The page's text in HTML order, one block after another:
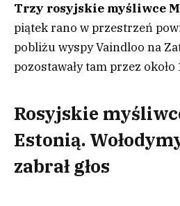
Trzy rosyjskie myśliwce
piątek rano w przestrzeń
pobliżu wyspy Vaindloo na
pozostawały tam przez
Rosyjskie
Estonią.
zabrał głos